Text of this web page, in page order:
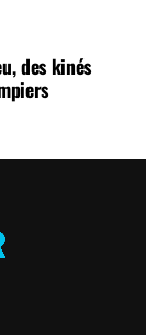
des kinés